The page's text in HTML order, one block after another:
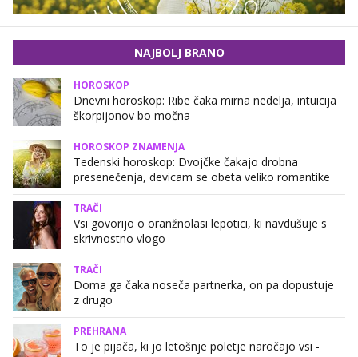
NAJBOLJ BRANO
HOROSKOP
Dnevni horoskop: Ribe čaka mirna nedelja, intuicija
škorpijonov bo močna
HOROSKOP ZNAMENJA
Tedenski horoskop: Dvojčke čakajo drobna
presenečenja, devicam se obeta veliko romantike
TRAČI
Vsi govorijo o oranžnolasi lepotici, ki navdušuje s
skrivnostno vlogo
TRAČI
Doma ga čaka noseča partnerka, on pa dopustuje
z drugo
PREHRANA
To je pijača, ki jo letošnje poletje naročajo vsi -